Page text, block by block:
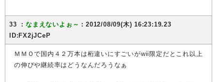
33 ：なまえないよぉ～ ：2012/08/09(木) 16:23:19.23
ID:FX2jJCeP
ＭＭＯで国内４２万本は桁違いにすごいがwii限定だとこれ以上
の伸びや継続率はどうなんだろうなぁ